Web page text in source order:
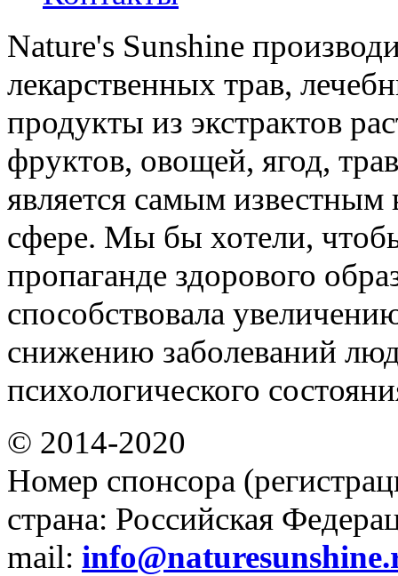
Nature's Sunshine
лекарственных трав,
продукты из экстрактов
фруктов, овощей, ягод,
является самым
сфере. Мы бы хотели,
пропаганде здорового
способствовала
снижению заболеваний
психологического
© 2014-2020
Номер спонсора
страна: Российская
mail: